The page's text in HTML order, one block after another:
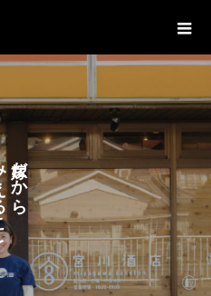
だ
か
ら
み
え
る
こ
と